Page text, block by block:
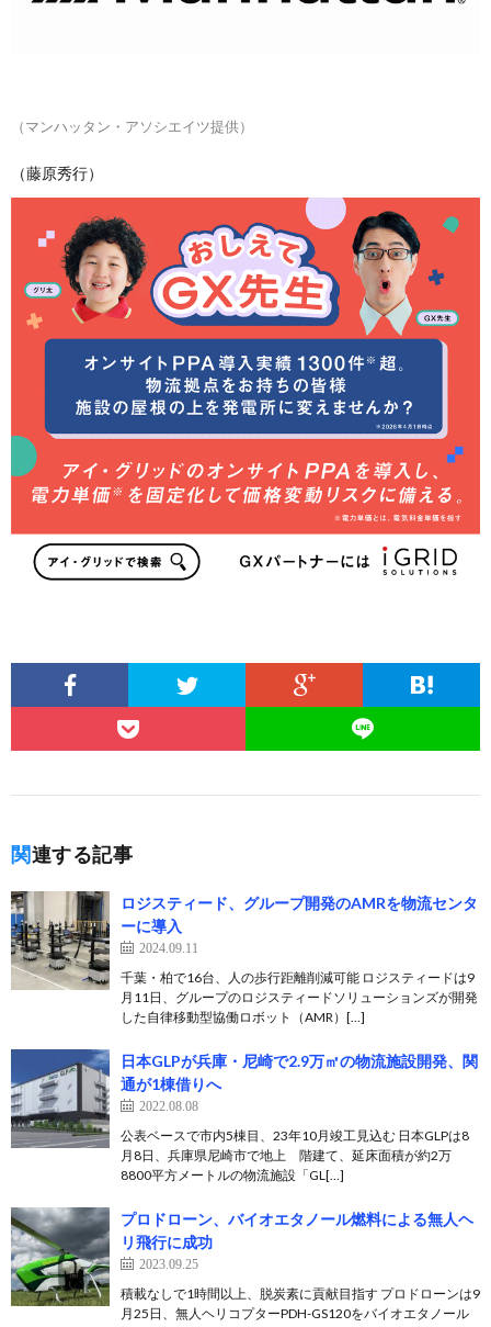
（マンハッタン・アソシエイツ提供）
（藤原秀行）
関連する記事
ロジスティード、グループ開発のAMRを物流センタ
ーに導入
2024.09.11
千葉・柏で16台、人の歩行距離削減可能 ロジスティードは9
月11日、グループのロジスティードソリューションズが開発
した自律移動型協働ロボット（AMR）[…]
日本GLPが兵庫・尼崎で2.9万㎡の物流施設開発、関
通が1棟借りへ
2022.08.08
公表ベースで市内5棟目、23年10月竣工見込む 日本GLPは8
月8日、兵庫県尼崎市で地上 階建て、延床面積が約2万
8800平方メートルの物流施設「GL[…]
プロドローン、バイオエタノール燃料による無人ヘ
リ飛行に成功
2023.09.25
積載なしで1時間以上、脱炭素に貢献目指す プロドローンは9
月25日、無人ヘリコプターPDH-GS120をバイオエタノール